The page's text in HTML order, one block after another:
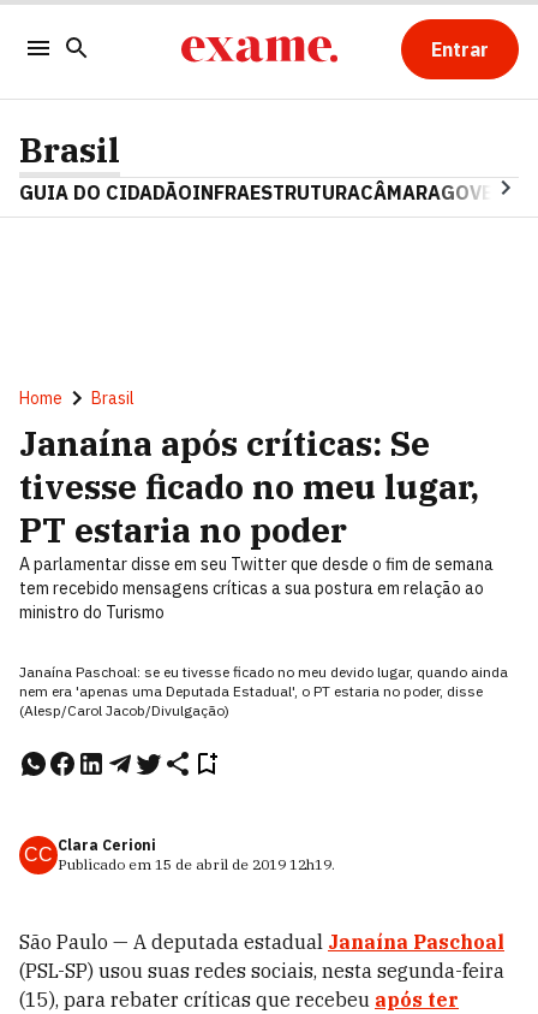
Entrar
Brasil
GUIA DO CIDADÃOINFRAESTRUTURACÂMARAGOVERNO
Home Brasil
Janaína após críticas: Se
tivesse ficado no meu lugar,
PT estaria no poder
A parlamentar disse em seu Twitter que desde o fim de semana
tem recebido mensagens críticas a sua postura em relação ao
ministro do Turismo
Janaína Paschoal: se eu tivesse ficado no meu devido lugar, quando ainda
nem era 'apenas uma Deputada Estadual', o PT estaria no poder, disse
(Alesp/Carol Jacob/Divulgação)
CC Clara Cerioni
Publicado em 15 de abril de 2019 12h19.
São Paulo — A deputada estadual Janaína Paschoal
(PSL-SP) usou suas redes sociais, nesta segunda-feira
(15), para rebater críticas que recebeu após ter